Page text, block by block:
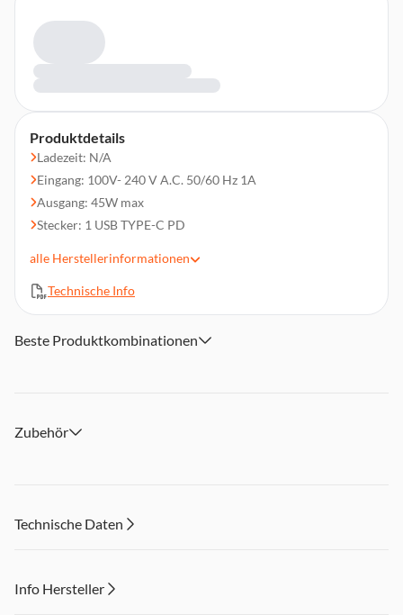
Produktdetails
Ladezeit: N/A
Eingang: 100V- 240 V A.C. 50/60 Hz 1A
Ausgang: 45W max
Stecker: 1 USB TYPE-C PD
alle Herstellerinformationen
Technische Info
Beste Produktkombinationen
Zubehör
Technische Daten
Info Hersteller